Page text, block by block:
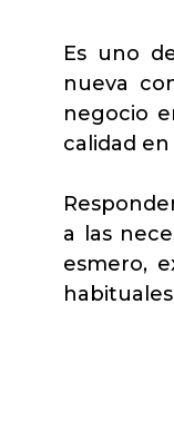
Es uno
nueva
negocio
calidad
a las
esmero,